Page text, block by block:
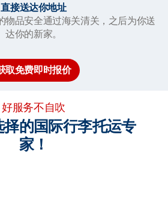
直接送达你地址
物品安全通过海关清关，之后为你送
达你的新家。
取免费即时报价
好服务不自吹
的国际行李托运专
家！